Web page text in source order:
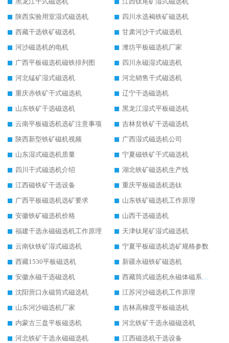
陕西实验用室湿式磁选机
四川水选褐铁矿磁选机
西藏干选铁矿磁选机
甘肃河沙干式磁选机
河沙磁选机的电机
潍坊平板磁选机厂家
广西平板磁选机磁铁排列图
四川永磁湿式磁选机
河北锰矿湿式磁选机
河北销售干式磁选机
重庆赤铁矿干式磁选机
辽宁干选磁选机
山东铁矿干选磁选机
黑龙江湿式平板磁选机
云南平板磁选机选矿注意事项
吉林贫铁矿干选磁选机
陕西新型铁矿磁机视频
广西湿式磁选机公司
山东湿式磁选机质量
宁夏磁铁矿干式磁选机
四川干式磁选机介绍
湖北铁矿磁选机生产线
江西磁铁矿干选设备
重庆平板磁选机选钛
广西平板磁选机选矿要求
山东铁矿磁选机工作原理
安徽铁矿磁选机价格
山西干选磁选机
福建干选永磁磁选机工作原理
天津钛尾矿湿式磁选机
云南钛铁矿湿式磁选机
宁夏平板磁选机选矿规格参数
西藏1530平板磁选机
新疆永磁铁矿磁选机
安徽永磁干选磁选机
西藏筒式磁选机永磁体磁系设计
沈阳营口永磁筒式磁选机
江苏河沙磁选机工作原理
山东河沙磁选机厂家
吉林高梯度平板磁选机
内蒙古三盘平板磁选机
河北铁矿干选永磁磁选机
河北铁矿干选永磁磁选机
江西磁选机干选设备